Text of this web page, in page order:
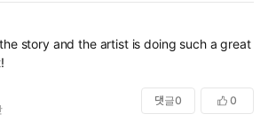
story and the artist is doing such a great
댓글0 0